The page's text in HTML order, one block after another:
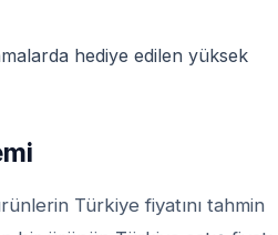
hediye edilen yüksek
Türkiye fiyatını tahmin